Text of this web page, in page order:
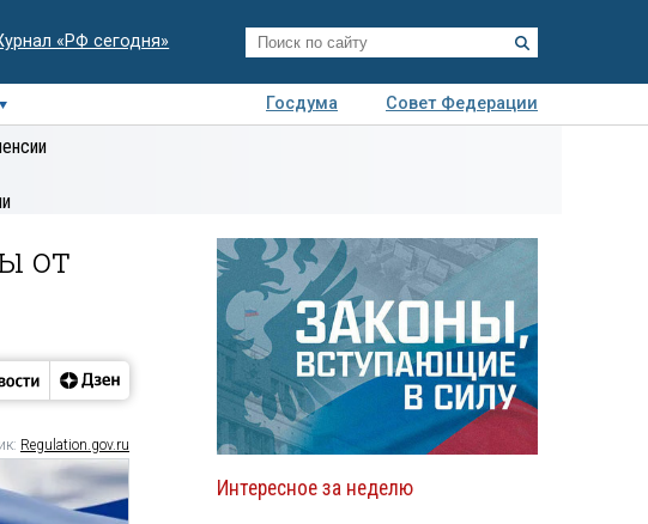
«РФ сегодня»
Госдума
Совет Федерации
Деловая
от
Regulation.gov.ru
Интересное за неделю